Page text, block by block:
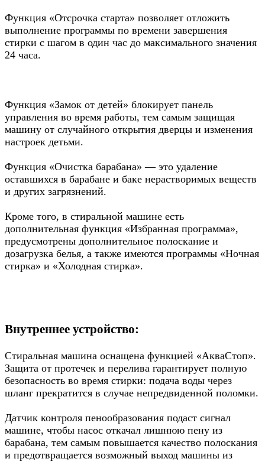
Функция «Отсрочка старта» позволяет отложить
выполнение программы по времени завершения
стирки с шагом в один час до максимального значения
24 часа.
Функция «Замок от детей» блокирует панель
управления во время работы, тем самым защищая
машину от случайного открытия дверцы и изменения
настроек детьми.
Функция «Очистка барабана» — это удаление
оставшихся в барабане и баке нерастворимых веществ
и других загрязнений.
Кроме того, в стиральной машине есть
дополнительная функция «Избранная программа»,
предусмотрены дополнительное полоскание и
дозагрузка белья, а также имеются программы «Ночная
стирка» и «Холодная стирка».
Внутреннее устройство:
Стиральная машина оснащена функцией «АкваСтоп».
Защита от протечек и перелива гарантирует полную
безопасность во время стирки: подача воды через
шланг прекратится в случае непредвиденной поломки.
Датчик контроля пенообразования подаст сигнал
машине, чтобы насос откачал лишнюю пену из
барабана, тем самым повышается качество полоскания
и предотвращается возможный выход машины из